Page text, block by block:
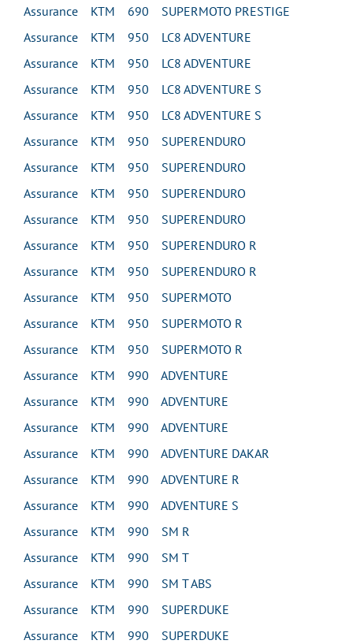
Assurance KTM 690 SUPERMOTO PRESTIGE
Assurance KTM 950 LC8 ADVENTURE
Assurance KTM 950 LC8 ADVENTURE
Assurance KTM 950 LC8 ADVENTURE S
Assurance KTM 950 LC8 ADVENTURE S
Assurance KTM 950 SUPERENDURO
Assurance KTM 950 SUPERENDURO
Assurance KTM 950 SUPERENDURO
Assurance KTM 950 SUPERENDURO
Assurance KTM 950 SUPERENDURO R
Assurance KTM 950 SUPERENDURO R
Assurance KTM 950 SUPERMOTO
Assurance KTM 950 SUPERMOTO R
Assurance KTM 950 SUPERMOTO R
Assurance KTM 990 ADVENTURE
Assurance KTM 990 ADVENTURE
Assurance KTM 990 ADVENTURE
Assurance KTM 990 ADVENTURE DAKAR
Assurance KTM 990 ADVENTURE R
Assurance KTM 990 ADVENTURE S
Assurance KTM 990 SM R
Assurance KTM 990 SM T
Assurance KTM 990 SM T ABS
Assurance KTM 990 SUPERDUKE
Assurance KTM 990 SUPERDUKE